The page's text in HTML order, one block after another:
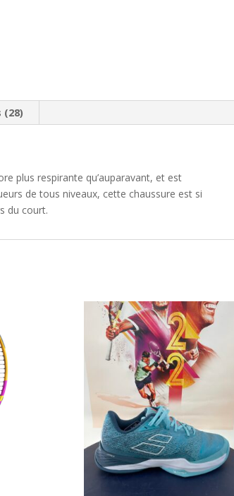
(28)
plus respirante qu’auparavant, et est
de tous niveaux, cette chaussure est si
du court.